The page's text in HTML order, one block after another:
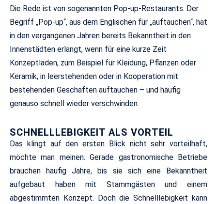
Die Rede ist von sogenannten Pop-up-Restaurants. Der
Begriff „Pop-up“, aus dem Englischen für „auftauchen“, hat
in den vergangenen Jahren bereits Bekanntheit in den
Innenstädten erlangt, wenn für eine kurze Zeit
Konzeptläden, zum Beispiel für Kleidung, Pflanzen oder
Keramik, in leerstehenden oder in Kooperation mit
bestehenden Geschäften auftauchen – und häufig
genauso schnell wieder verschwinden.
SCHNELLLEBIGKEIT ALS VORTEIL
Das klingt auf den ersten Blick nicht sehr vorteilhaft,
möchte man meinen. Gerade gastronomische Betriebe
brauchen häufig Jahre, bis sie sich eine Bekanntheit
aufgebaut haben mit Stammgästen und einem
abgestimmten Konzept. Doch die Schnelllebigkeit kann